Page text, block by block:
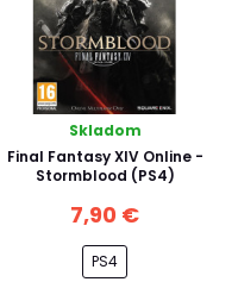
Skladom
Final Fantasy XIV Online -
Stormblood (PS4)
7,90 €
PS4